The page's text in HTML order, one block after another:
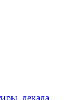
лекала